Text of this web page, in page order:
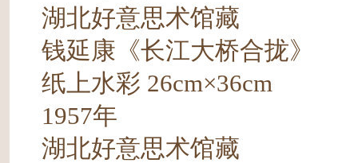
湖北好意思术馆藏
钱延康《长江大桥合拢》
纸上水彩 26cm×36cm
1957年
湖北好意思术馆藏